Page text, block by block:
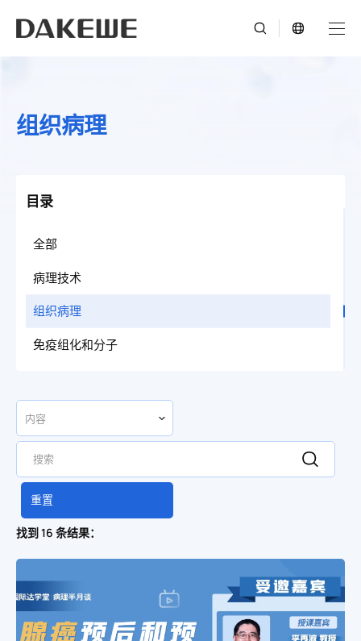
组织病理
目录
全部
病理技术
组织病理
免疫组化和分子
重置
找到 16 条结果：